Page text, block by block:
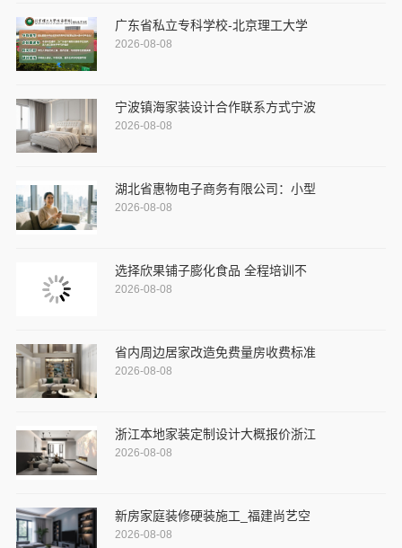
广东省私立专科学校-北京理工大学
2026-08-08
宁波镇海家装设计合作联系方式宁波
2026-08-08
湖北省惠物电子商务有限公司：小型
2026-08-08
选择欣果铺子膨化食品 全程培训不
2026-08-08
省内周边居家改造免费量房收费标准
2026-08-08
浙江本地家装定制设计大概报价浙江
2026-08-08
新房家庭装修硬装施工_福建尚艺空
2026-08-08